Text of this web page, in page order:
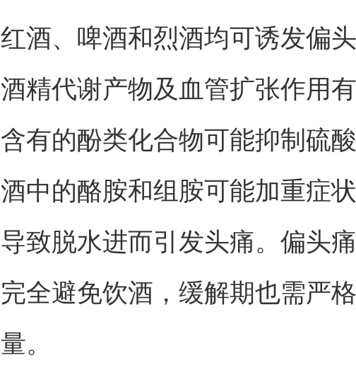
红酒、啤酒和烈酒均可诱发偏
酒精代谢产物及血管扩张作用
含有的酚类化合物可能抑制硫
酒中的酪胺和组胺可能加重症
导致脱水进而引发头痛。偏头
完全避免饮酒，缓解期也需严
量。